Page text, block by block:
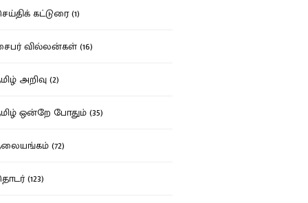
கட்டுரை (1)
வில்லன்கள் (16)
அறிவு (2)
ஒன்றே போதும் (35)
(72)
(123)